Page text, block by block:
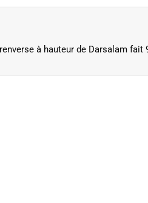
à hauteur de Darsalam fait